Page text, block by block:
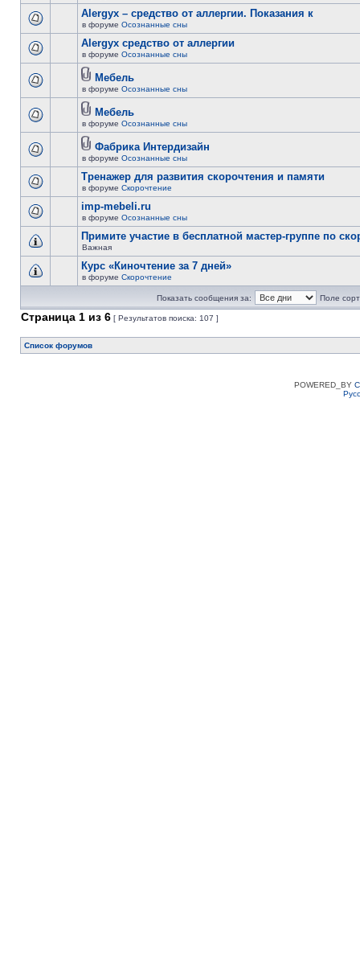
Alergyx – средство от аллергии. Показания к
в форуме Осознанные сны
Alergyx средство от аллергии
в форуме Осознанные сны
Мебель
в форуме Осознанные сны
Мебель
в форуме Осознанные сны
Фабрика Интердизайн
в форуме Осознанные сны
Тренажер для развития скорочтения и памяти
в форуме Скорочтение
imp-mebeli.ru
в форуме Осознанные сны
Примите участие в бесплатной мастер-группе по
Важная
Курс «Киночтение за 7 дней»
в форуме Скорочтение
Показать сообщения за: Поле
Страница 1 из 6 [ Результатов поиска: 107 ]
Список форумов
POWERED_BY